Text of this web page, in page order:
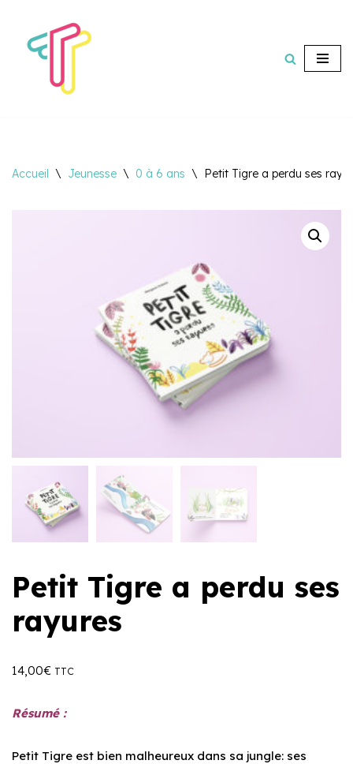
Aller
contenu
Accueil \ Jeunesse \ 0 à 6 ans \ Petit Tigre a perdu ses
Petit Tigre a perdu ses
rayures
14,00€ TTC
Résumé :
Petit Tigre est bien malheureux dans sa jungle: ses